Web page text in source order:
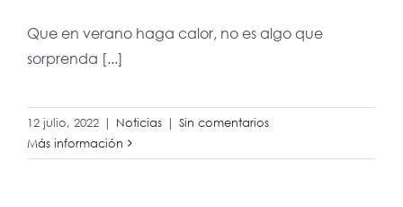
Que en verano haga calor, no es algo que
sorprenda [...]
12 julio, 2022 | Noticias | Sin comentarios
Más información